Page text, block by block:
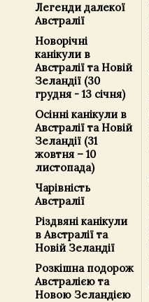
Легенди далекої
Австралії
Новорічні
канікули в
Австралії та Новій
Зеландії (30
грудня - 13 січня)
Осінні канікули в
Австралії та Новій
Зеландії (31
жовтня – 10
листопада)
Чарівність
Австралії
Різдвяні канікули
в Австралії та
Новій Зеландії
Розкішна подорож
Австралією та
Новою Зеландією